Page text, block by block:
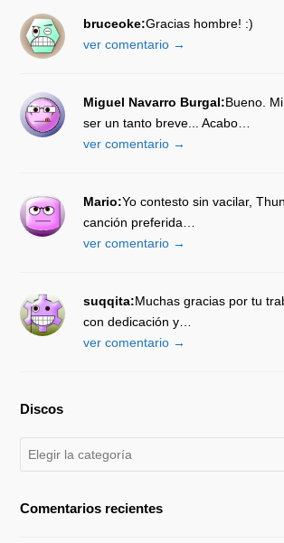
bruceoke:Gracias hombre! :)
ver comentario →
Miguel Navarro Burgal:Bueno.
ser un tanto breve... Acabo…
ver comentario →
Mario:Yo contesto sin vacilar,
canción preferida…
ver comentario →
suqqita:Muchas gracias por tu
con dedicación y…
ver comentario →
Discos
Discos
Comentarios recientes